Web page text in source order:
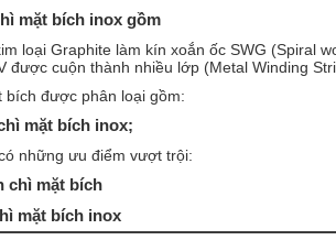
mặt bích inox gồm
loại Graphite làm kín xoắn ốc SWG (Spiral
được cuộn thành nhiều lớp (Metal Winding
bích được phân loại gồm:
mặt bích inox;
những ưu điểm vượt trội:
chì mặt bích
mặt bích inox